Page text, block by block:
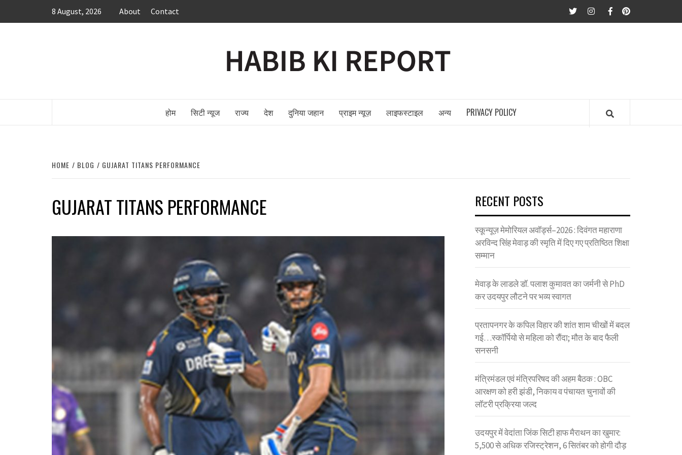
8 August, 2026 About Contact twitterInstagram
FacebookPinterest
होम सिटी न्यूज राज्य देश दुनिया जहान प्राइम न्यूज़ लाइफस्टाइल अन्य PRIVACY POLICY
HOME BLOG GUJARAT TITANS PERFORMANCE
GUJARAT TITANS PERFORMANCE RECENT POSTS
स्कून्यूज़ मेमोरियल अवॉर्ड्स–2026 : दिवंगत महाराणा
अरविन्द सिंह मेवाड़ की स्मृति में दिए गए प्रतिष्ठित शिक्षा
सम्मान
मेवाड़ के लाडले डॉ. पलाश कुमावत का जर्मनी से PhD
कर उदयपुर लौटने पर भव्य स्वागत
प्रतापनगर के कपिल विहार की शांत शाम चीखों में बदल
गई…स्कॉर्पियो से महिला को रौंदा; मौत के बाद फैली
सनसनी
मंत्रिमंडल एवं मंत्रिपरिषद की अहम बैठक : OBC
आरक्षण को हरी झंडी, निकाय व पंचायत चुनावों की
लॉटरी प्रक्रिया जल्द
उदयपुर में वेदांता जिंक सिटी हाफ मैराथन का खुमार:
5,500 से अधिक रजिस्ट्रेशन, 6 सितंबर को होगी दौड़